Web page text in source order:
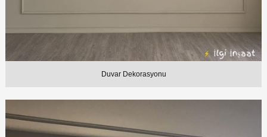
Duvar Dekorasyonu